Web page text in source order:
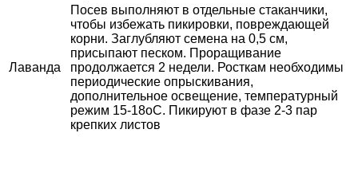
Лаванда
Посев выполняют в отдельные стаканчики,
чтобы избежать пикировки, повреждающей
корни. Заглубляют семена на 0,5 см,
присыпают песком. Проращивание
продолжается 2 недели. Росткам необходимы
периодические опрыскивания,
дополнительное освещение, температурный
режим 15-18оС. Пикируют в фазе 2-3 пар
крепких листов